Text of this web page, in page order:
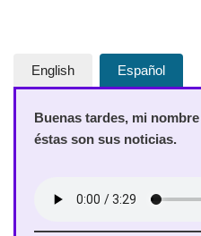
English Español
Buenas tardes, mi
éstas son sus noticias.